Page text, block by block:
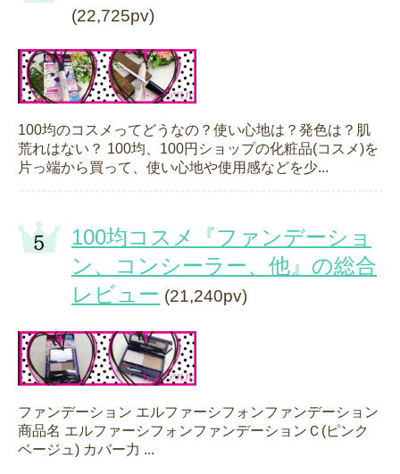
(22,725pv)
100均のコスメってどうなの？使い心地は？発色は？肌
荒れはない？ 100均、100円ショップの化粧品(コスメ)を
片っ端から買って、使い心地や使用感などを少...
100均コスメ『ファンデーショ
ン、コンシーラー、他』の総合
レビュー (21,240pv)
ファンデーション エルファーシフォンファンデーション
商品名 エルファーシフォンファンデーションＣ(ピンク
ベージュ) カバー力 ...